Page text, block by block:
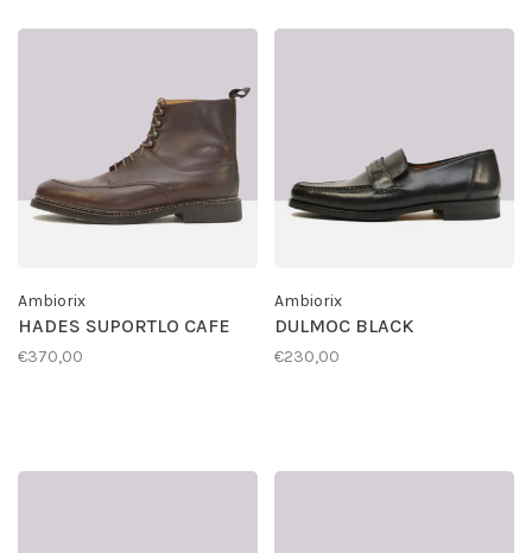
Ambiorix
HADES SUPORTLO CAFE
€370,00
Ambiorix
DULMOC BLACK
€230,00